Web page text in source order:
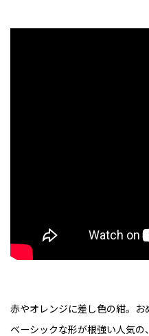
赤やオレンジに差し色の紺。お
ベーシックな形が根強い人気の